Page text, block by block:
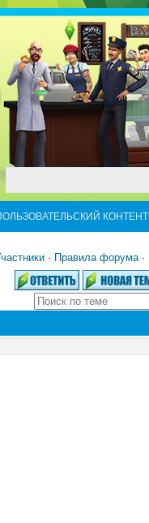
КОНТЕНТ
· Правила форума·